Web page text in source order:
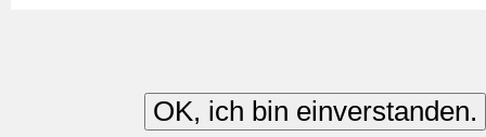
OK, ich bin einverstanden.